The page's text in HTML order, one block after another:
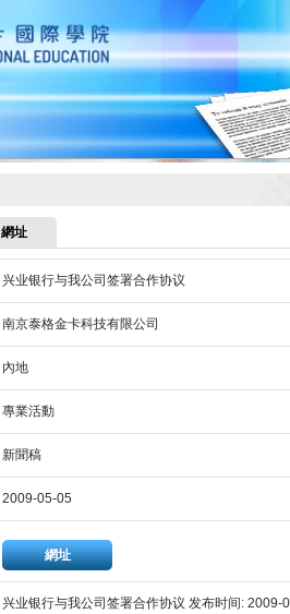
網址
兴业银行与我公司签署合作协议
南京泰格金卡科技有限公司
內地
專業活動
新聞稿
2009-05-05
網址
兴业银行与我公司签署合作协议 发布时间: